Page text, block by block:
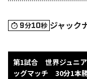
9分10秒 ジャック
第1試合 世界ジュニ
ッグマッチ 30分1本